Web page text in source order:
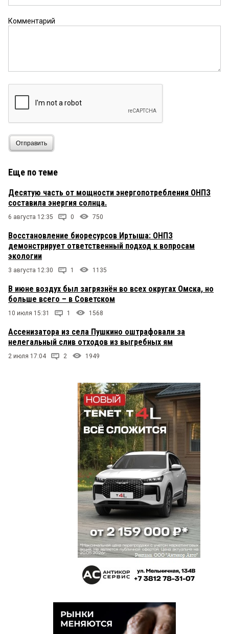
Комментарий
Отправить
Еще по теме
Десятую часть от мощности энергопотребления ОНПЗ
составила энергия солнца.
6 августа 12:35 0 750
Восстановление биоресурсов Иртыша: ОНПЗ
демонстрирует ответственный подход к вопросам
экологии
3 августа 12:30 1 1135
В июне воздух был загрязнён во всех округах Омска, но
больше всего – в Советском
10 июля 15:31 1 1568
Ассенизатора из села Пушкино оштрафовали за
нелегальный слив отходов из выгребных ям
2 июля 17:04 2 1949